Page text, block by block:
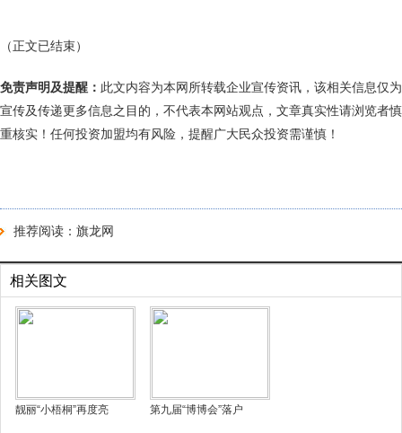
（正文已结束）
免责声明及提醒： 此文内容为本网所转载企业宣传资讯，该相关信息仅为
宣传及传递更多信息之目的，不代表本网站观点，文章真实性请浏览者慎
重核实！任何投资加盟均有风险，提醒广大民众投资需谨慎！
推荐阅读： 旗龙网
相关图文
靓丽“小梧桐”再度亮 第九届“博博会”落户